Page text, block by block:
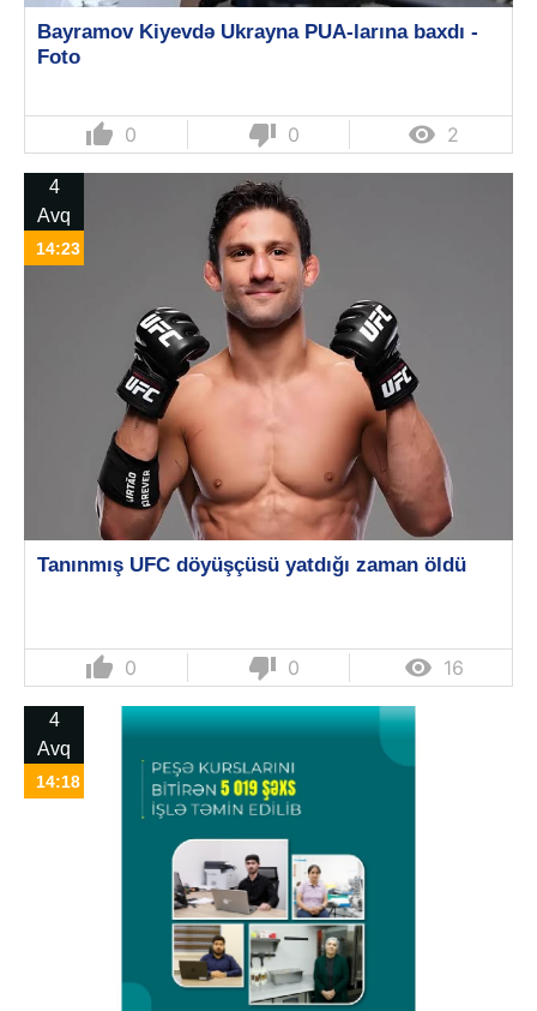
Bayramov Kiyevdə Ukrayna PUA-larına baxdı -
Foto
thumb_up 0 thumb_down 0  2
4
Avq
14:23
Tanınmış UFC döyüşçüsü yatdığı zaman öldü
thumb_up 0 thumb_down 0  16
4
Avq
14:18